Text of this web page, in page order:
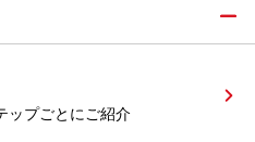
ップごとにご紹介